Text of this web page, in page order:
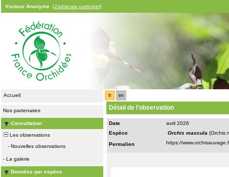
Visiteur Anonyme [J'aimerais participer]
Accueil
Nos partenaires
Consultation
Les observations
- Nouvelles observations
- La galerie
Données par espèce
fr en
Détail de l'observation
Date
avril 2026
Espèce
Orchis mascula (Orchis
Permalien